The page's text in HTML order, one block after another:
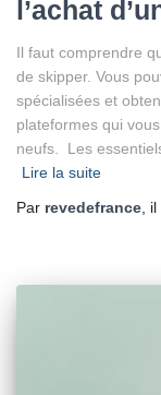
l’achat
Il faut comprendre
de skipper. Vous
spécialisées et
plateformes qui
neufs. Les
Lire la suite
Par revedefrance, il